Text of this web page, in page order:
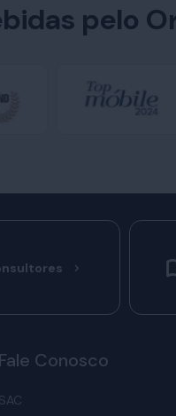
pelo
Fale Conosco
SAC